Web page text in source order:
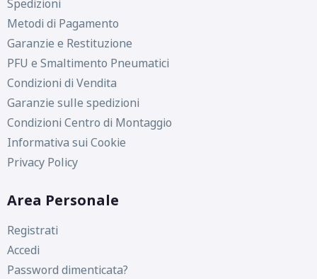
Spedizioni
Metodi di Pagamento
Garanzie e Restituzione
PFU e Smaltimento Pneumatici
Condizioni di Vendita
Garanzie sulle spedizioni
Condizioni Centro di Montaggio
Informativa sui Cookie
Privacy Policy
Area Personale
Registrati
Accedi
Password dimenticata?